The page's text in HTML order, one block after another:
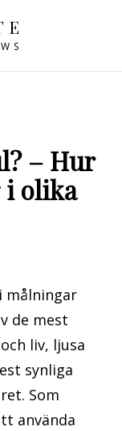
– Hur
i olika
målningar
de mest
liv, ljusa
synliga
Som
använda